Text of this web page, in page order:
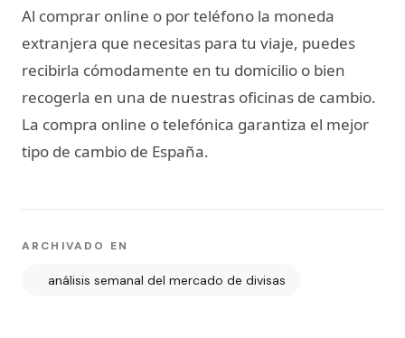
Al comprar online o por teléfono la moneda
extranjera que necesitas para tu viaje, puedes
recibirla cómodamente en tu domicilio o bien
recogerla en una de nuestras oficinas de cambio.
La compra online o telefónica garantiza el mejor
tipo de cambio de España.
ARCHIVADO EN
análisis semanal del mercado de divisas